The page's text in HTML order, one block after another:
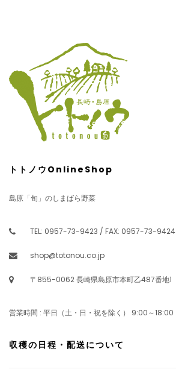
トトノウOnlineShop
島原「旬」のしまばら野菜
TEL: 0957-73-9423 / FAX: 0957-73-9424
shop@totonou.co.jp
〒855-0062 長崎県島原市本町乙487番地1
営業時間 : 平日（土・日・祝を除く） 9:00～18:00
収穫の日程・配送について